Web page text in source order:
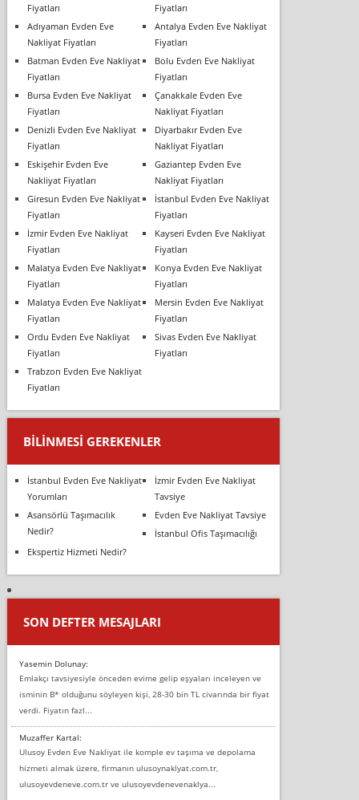
Fiyatları
Fiyatları
Adıyaman Evden Eve
Nakliyat Fiyatları
Antalya Evden Eve Nakliyat
Fiyatları
Batman Evden Eve Nakliyat
Fiyatları
Bolu Evden Eve Nakliyat
Fiyatları
Bursa Evden Eve Nakliyat
Fiyatları
Çanakkale Evden Eve
Nakliyat Fiyatları
Denizli Evden Eve Nakliyat
Fiyatları
Diyarbakır Evden Eve
Nakliyat Fiyatları
Eskişehir Evden Eve
Nakliyat Fiyatları
Gaziantep Evden Eve
Nakliyat Fiyatları
Giresun Evden Eve Nakliyat
Fiyatları
İstanbul Evden Eve Nakliyat
Fiyatları
İzmir Evden Eve Nakliyat
Fiyatları
Kayseri Evden Eve Nakliyat
Fiyatları
Malatya Evden Eve Nakliyat
Fiyatları
Konya Evden Eve Nakliyat
Fiyatları
Malatya Evden Eve Nakliyat
Fiyatları
Mersin Evden Eve Nakliyat
Fiyatları
Ordu Evden Eve Nakliyat
Fiyatları
Sivas Evden Eve Nakliyat
Fiyatları
Trabzon Evden Eve Nakliyat
Fiyatları
BILINMESI GEREKENLER
İstanbul Evden Eve Nakliyat
Yorumları
İzmir Evden Eve Nakliyat
Tavsiye
Asansörlü Taşımacılık
Nedir?
Evden Eve Nakliyat Tavsiye
İstanbul Ofis Taşımacılığı
Ekspertiz Hizmeti Nedir?
SON DEFTER MESAJLARI
Yasemin Dolunay:
Emlakçı tavsiyesiyle önceden evime gelip eşyaları inceleyen ve
isminin B* olduğunu söyleyen kişi, 28-30 bin TL civarında bir fiyat
verdi. Fiyatın fazl...
Muzaffer Kartal:
Ulusoy Evden Eve Nakliyat ile komple ev taşıma ve depolama
hizmeti almak üzere, firmanın ulusoynaklyat.com.tr,
ulusoyevdeneve.com.tr ve ulusoyevdenevenaklya...